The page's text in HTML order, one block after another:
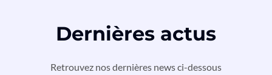
Dernières actus
Retrouvez nos dernières news ci-dessous